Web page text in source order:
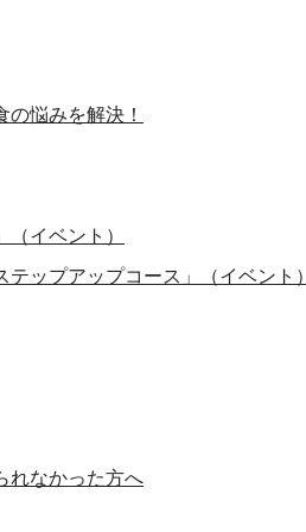
悩みを解決！
イベント）
ップアップコース」（イベント）
れなかった方へ